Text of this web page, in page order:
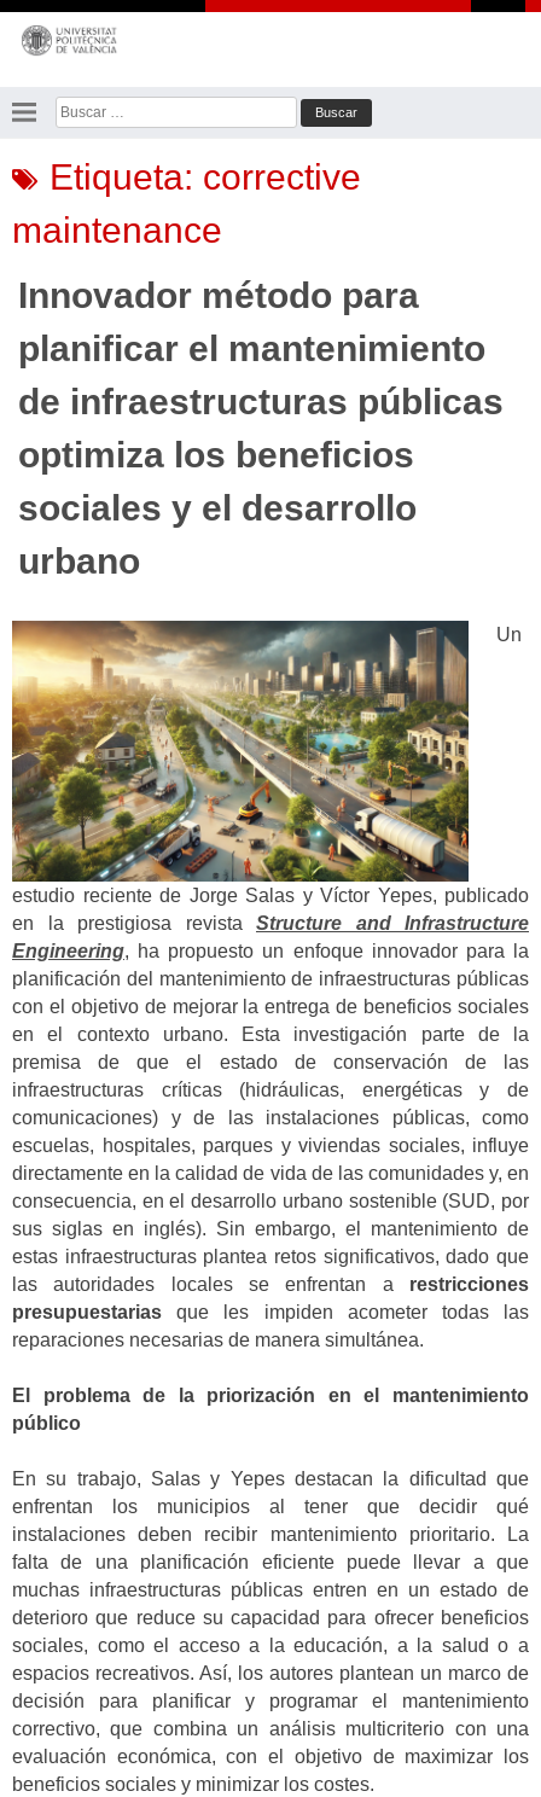
Saltar
contenido
Buscar:
Etiqueta: corrective
maintenance
Innovador método para
planificar el mantenimiento
de infraestructuras públicas
optimiza los beneficios
sociales y el desarrollo
urbano
Un
estudio reciente de Jorge Salas y Víctor Yepes, publicado
en la prestigiosa revista Structure and Infrastructure
Engineering, ha propuesto un enfoque innovador para la
planificación del mantenimiento de infraestructuras públicas
con el objetivo de mejorar la entrega de beneficios sociales
en el contexto urbano. Esta investigación parte de la
premisa de que el estado de conservación de las
infraestructuras críticas (hidráulicas, energéticas y de
comunicaciones) y de las instalaciones públicas, como
escuelas, hospitales, parques y viviendas sociales, influye
directamente en la calidad de vida de las comunidades y, en
consecuencia, en el desarrollo urbano sostenible (SUD, por
sus siglas en inglés). Sin embargo, el mantenimiento de
estas infraestructuras plantea retos significativos, dado que
las autoridades locales se enfrentan a restricciones
presupuestarias que les impiden acometer todas las
reparaciones necesarias de manera simultánea.
El problema de la priorización en el mantenimiento
público
En su trabajo, Salas y Yepes destacan la dificultad que
enfrentan los municipios al tener que decidir qué
instalaciones deben recibir mantenimiento prioritario. La
falta de una planificación eficiente puede llevar a que
muchas infraestructuras públicas entren en un estado de
deterioro que reduce su capacidad para ofrecer beneficios
sociales, como el acceso a la educación, a la salud o a
espacios recreativos. Así, los autores plantean un marco de
decisión para planificar y programar el mantenimiento
correctivo, que combina un análisis multicriterio con una
evaluación económica, con el objetivo de maximizar los
beneficios sociales y minimizar los costes.